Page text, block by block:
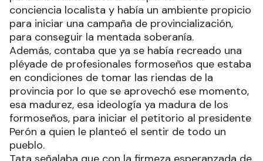
conciencia localista y había un ambiente propicio
para iniciar una campaña de provincialización,
para conseguir la mentada soberanía.
Además, contaba que ya se había recreado una
pléyade de profesionales formoseños que estaba
en condiciones de tomar las riendas de la
provincia por lo que se aprovechó ese momento,
esa madurez, esa ideología ya madura de los
formoseños, para iniciar el petitorio al presidente
Perón a quien le planteó el sentir de todo un
pueblo.